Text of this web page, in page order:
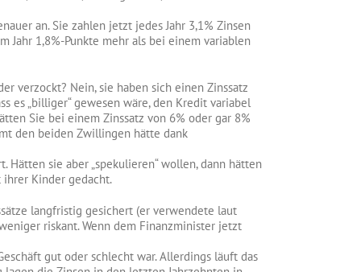
an. Sie zahlen jetzt jedes Jahr 3,1% Zinsen
Jahr 1,8%-Punkte mehr als bei einem variablen
verzockt? Nein, sie haben sich einen Zinssatz
es „billiger“ gewesen wäre, den Kredit variabel
Sie bei einem Zinssatz von 6% oder gar 8%
den beiden Zwillingen hätte dank
sie aber „spekulieren“ wollen, dann hätten
ihrer Kinder gedacht.
langfristig gesichert (er verwendete laut
riskant. Wenn dem Finanzminister jetzt
gut oder schlecht war. Allerdings läuft das